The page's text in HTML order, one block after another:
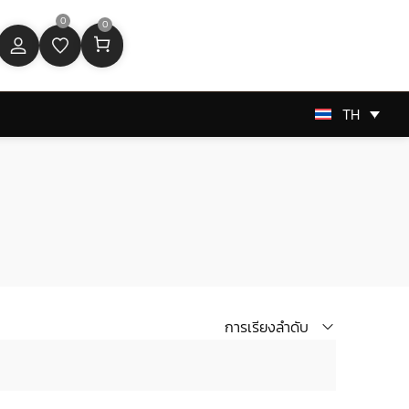
0 0
TH
การเรียงลำดับ